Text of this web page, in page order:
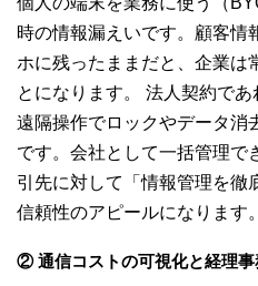
時の情報漏えいです。顧客情
ホに残ったままだと、企業は
とになります。 法人契約で
遠隔操作でロックやデータ消
です。会社として一括管理で
引先に対して「情報管理を徹
信頼性のアピールになります。
② 通信コストの可視化と経理事